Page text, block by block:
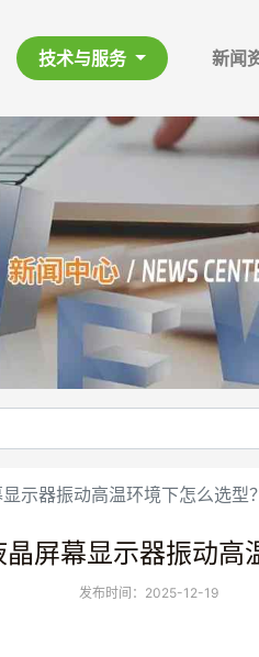
技术与服务 新闻
示器振动高温环境下怎么选型？
屏幕显示器振动高
发布时间：2025-12-19